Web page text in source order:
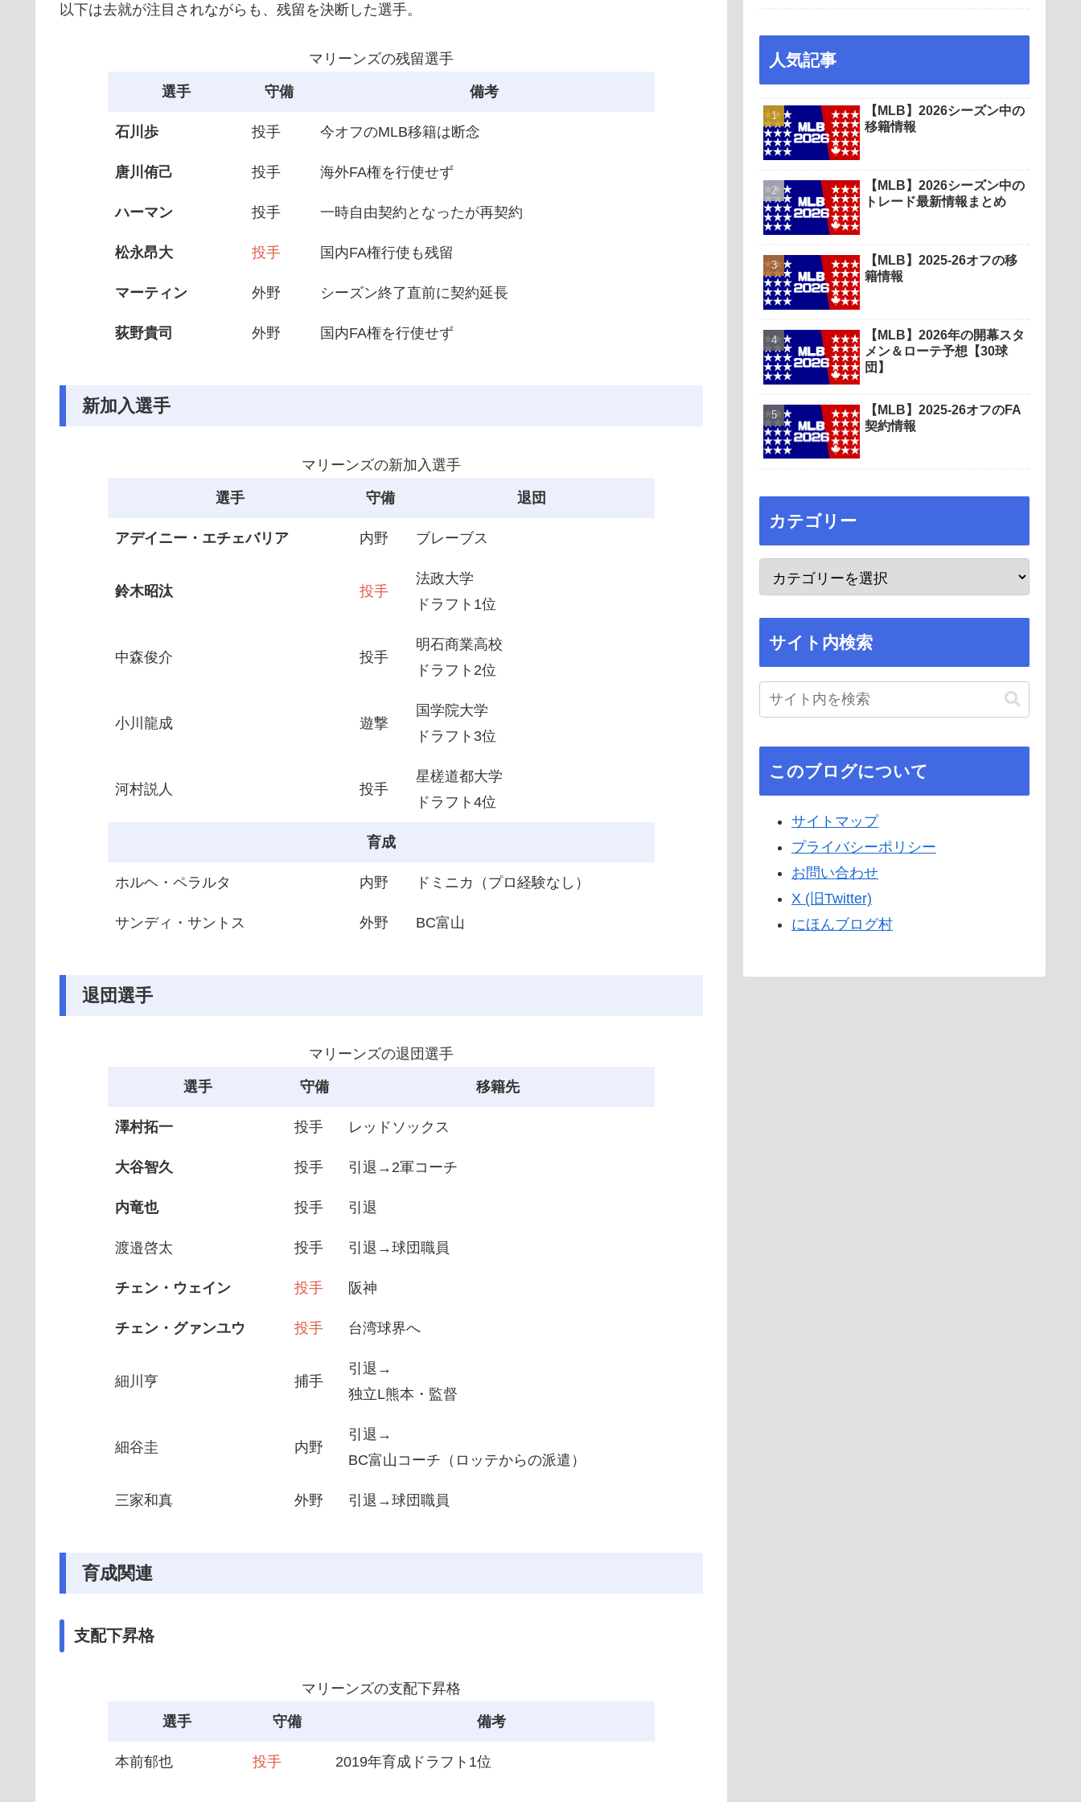
以下は去就が注目されながらも、残留を決断した選手。
マリーンズの残留選手
選手 守備 備考
石川歩 投手 今オフのMLB移籍は断念
唐川侑己 投手 海外FA権を行使せず
ハーマン 投手 一時自由契約となったが再契約
松永昂大 投手 国内FA権行使も残留
マーティン 外野 シーズン終了直前に契約延長
荻野貴司 外野 国内FA権を行使せず
新加入選手
マリーンズの新加入選手
選手 守備 退団
アデイニー・エチェバリア 内野 ブレーブス
鈴木昭汰 投手
法政大学
ドラフト1位
中森俊介 投手
明石商業高校
ドラフト2位
小川龍成 遊撃
国学院大学
ドラフト3位
河村説人 投手
星槎道都大学
ドラフト4位
育成
ホルヘ・ペラルタ 内野 ドミニカ（プロ経験なし）
サンディ・サントス 外野 BC富山
退団選手
マリーンズの退団選手
選手 守備 移籍先
澤村拓一 投手 レッドソックス
大谷智久 投手 引退→2軍コーチ
内竜也 投手 引退
渡邉啓太 投手 引退→球団職員
チェン・ウェイン 投手 阪神
チェン・グァンユウ 投手 台湾球界へ
細川亨 捕手
引退→
独立L熊本・監督
細谷圭 内野
引退→
BC富山コーチ（ロッテからの派遣）
三家和真 外野 引退→球団職員
育成関連
支配下昇格
マリーンズの支配下昇格
選手 守備 備考
本前郁也 投手 2019年育成ドラフト1位
人気記事
【MLB】2026シーズン中の
移籍情報
【MLB】2026シーズン中の
トレード最新情報まとめ
【MLB】2025-26オフの移
籍情報
【MLB】2026年の開幕スタ
メン＆ローテ予想【30球
団】
【MLB】2025-26オフのFA
契約情報
カテゴリー
サイト内検索
このブログについて
サイトマップ
プライバシーポリシー
お問い合わせ
X (旧Twitter)
にほんブログ村